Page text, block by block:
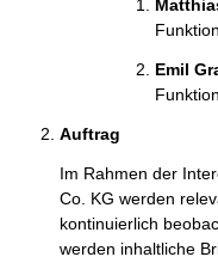
Emil
Auftrag
Im Rahmen der
Co. KG werden
kontinuierlich
werden inhaltliche